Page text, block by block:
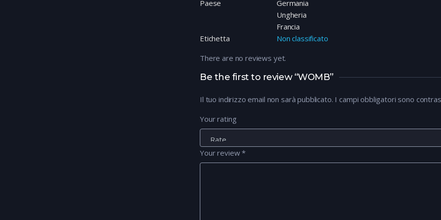
Paese
Germania
Ungheria
Francia
Etichetta
Non classificato
Be the first to review “WOMB”
Il tuo indirizzo email non sarà pubblicato. I campi obbligatori sono
Your rating
Your review*
There are no reviews yet.